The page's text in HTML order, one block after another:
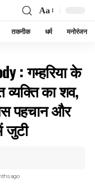
Font
Aa
तकनीक धर्म मनोरंजन
: गम्हरिया के
व्यक्ति का शव,
पहचान और
जुटी
ago